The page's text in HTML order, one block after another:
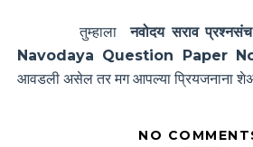
तुम्हाला
नवोदय सराव
Navodaya Question Paper
आवडली असेल तर मग आपल्या प्रियजनाना
NO